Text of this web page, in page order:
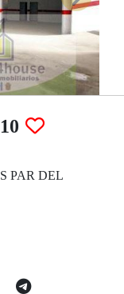
PAR DEL